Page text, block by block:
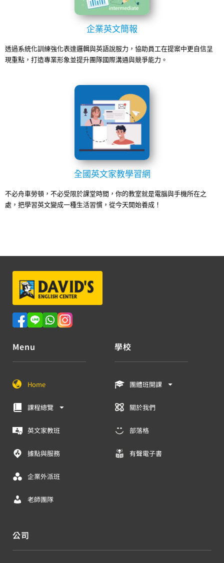
企業英文簡報
透過系統化訓練強化表達邏輯與英語說服力，協助員工在提案中更自信呈
現重點，打造專業形象並提升團隊國際溝通與競爭能力。
全國英文家教學習網
不必舟車勞頓，不必受限於課堂時間，你的教室就是電腦與手機所在之
處，把學習英文變成一種生活習慣，從今天開始養成！
Menu
Home
課程總覽
英文家教班
據點與服務
企業外派班
老師團隊
學校
團體班開課
關於我們
部落格
有聲電子書
公司